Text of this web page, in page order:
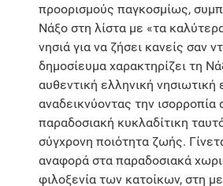
προορισμούς παγκοσμίως,
Νάξο στη λίστα με «τα
νησιά για να ζήσει κανείς σαν
δημοσίευμα χαρακτηρίζει τη
αυθεντική ελληνική νησιωτική
αναδεικνύοντας την ισορροπία
παραδοσιακή κυκλαδίτικη
σύγχρονη ποιότητα ζωής.
αναφορά στα παραδοσιακά
φιλοξενία των κατοίκων, στη